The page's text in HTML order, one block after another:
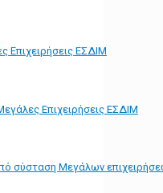
Επιχειρήσεις ΕΣΔΙΜ
Επιχειρήσεις ΕΣΔΙΜ
σύσταση Μεγάλων